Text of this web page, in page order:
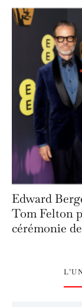
Edward
Tom Felton
cérémonie